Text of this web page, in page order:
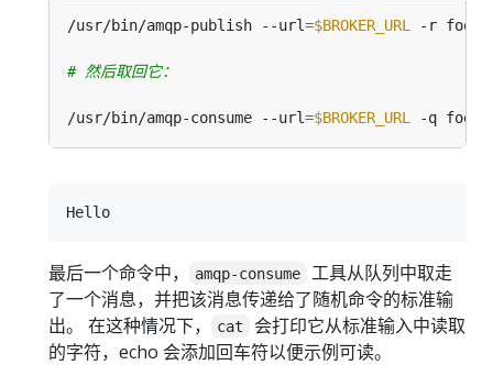
/usr/bin/amqp-publish --url=$BROKER_URL
# 然后取回它：
/usr/bin/amqp-consume --url=$BROKER_URL -q foo
最后一个命令中， amqp-consume
工具从队列中取走
了一个消息，并把该消息传递给了随机命令的标准输
出。 在这种情况下，
cat
会打印它从标准输入中读取
的字符，echo 会添加回车符以便示例可读。